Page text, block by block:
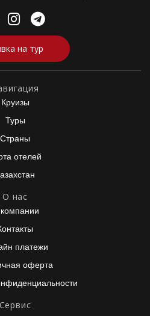
на тур
Круизы
Туры
Страны
отелей
О нас
платежи
оферта
Сервис